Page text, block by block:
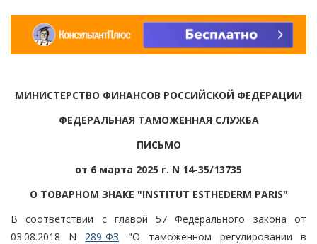
МИНИСТЕРСТВО ФИНАНСОВ РОССИЙСКОЙ ФЕДЕРАЦИИ
ФЕДЕРАЛЬНАЯ ТАМОЖЕННАЯ СЛУЖБА
ПИСЬМО
от 6 марта 2025 г. N 14-35/13735
О ТОВАРНОМ ЗНАКЕ "INSTITUT ESTHEDERM PARIS"
В соответствии с главой 57 Федерального закона от
03.08.2018 N 289-ФЗ "О таможенном регулировании в